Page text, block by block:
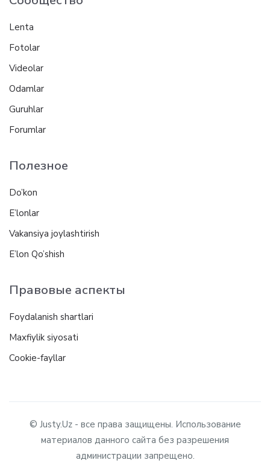
Lenta
Fotolar
Videolar
Odamlar
Guruhlar
Forumlar
Полезное
Do’kon
E’lonlar
Vakansiya joylashtirish
E’lon Qo’shish
Правовые аспекты
Foydalanish shartlari
Maxfiylik siyosati
Cookie-fayllar
© Justy.Uz - все права защищены. Использование
материалов данного сайта без разрешения
администрации запрещено.